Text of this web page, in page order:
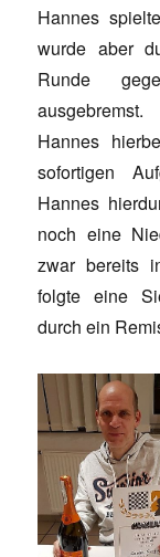
Hannes
wurde aber
Runde
Hannes
sofortigen
Hannes
noch eine
zwar bereits
folgte eine
durch ein